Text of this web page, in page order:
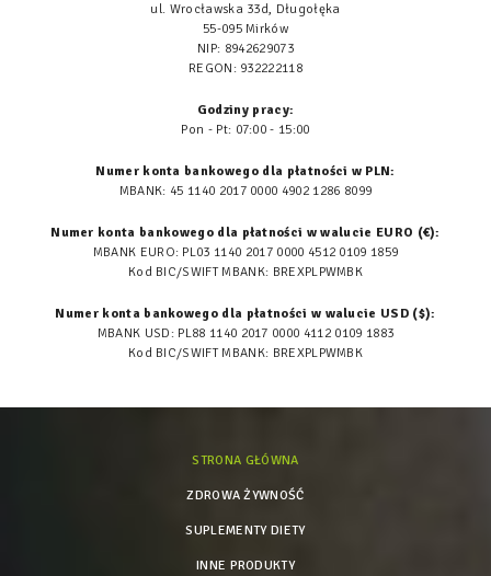
ul. Wrocławska 33d, Długołęka
55-095 Mirków
NIP: 8942629073
REGON: 932222118
Godziny pracy:
Pon - Pt: 07:00 - 15:00
Numer konta bankowego dla płatności w PLN:
MBANK: 45 1140 2017 0000 4902 1286 8099
Numer konta bankowego dla płatności w walucie EURO (€):
MBANK EURO: PL03 1140 2017 0000 4512 0109 1859
Kod BIC/SWIFT MBANK: BREXPLPWMBK
Numer konta bankowego dla płatności w walucie USD ($):
MBANK USD: PL88 1140 2017 0000 4112 0109 1883
Kod BIC/SWIFT MBANK: BREXPLPWMBK
STRONA GŁÓWNA
ZDROWA ŻYWNOŚĆ
SUPLEMENTY DIETY
INNE PRODUKTY